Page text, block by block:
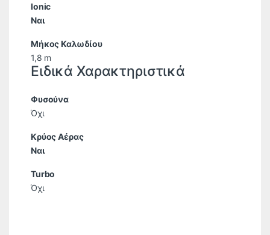
Ionic
Ναι
Μήκος Καλωδίου
1,8 m
Ειδικά Χαρακτηριστικά
Φυσούνα
Όχι
Κρύος Αέρας
Ναι
Turbo
Όχι